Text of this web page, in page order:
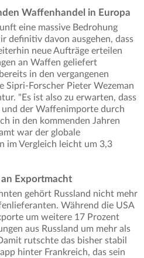
Waffenhandel in Europa
eine massive Bedrohung
definitiv davon ausgehen, dass
neue Aufträge erteilen
an Waffen geliefert
in den vergangenen
Sipri-Forscher Pieter Wezeman
"Es ist also zu erwarten, dass
der Waffenimporte durch
in den kommenden Jahren
war der globale
im Vergleich leicht um 3,3
Exportmacht
gehört Russland nicht mehr
Während die USA
um weitere 17 Prozent
aus Russland um mehr als
rutschte das bisher stabil
hinter Frankreich, das sein